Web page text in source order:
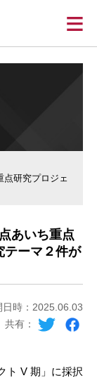
≡
点研究プロジェ
あいち重点
テーマ２件が
日時：2025.06.03
共有：
ト V 期」に採択